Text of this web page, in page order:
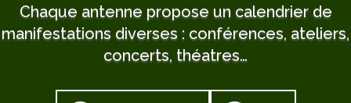
Chaque antenne propose un calendrier de
manifestations diverses : conférences, ateliers,
concerts, théatres…